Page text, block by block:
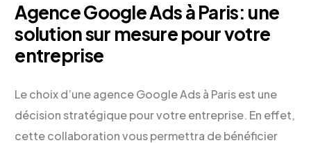
Agence Google Ads à Paris: une
solution sur mesure pour votre
entreprise
Le choix d’une agence Google Ads à Paris est une
décision stratégique pour votre entreprise. En effet,
cette collaboration vous permettra de bénéficier